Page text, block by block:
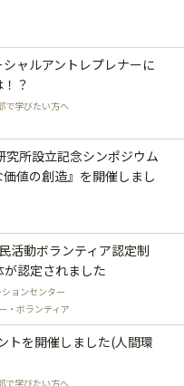
ャルアントレプレナーに
？
で学びたい方へ
所設立記念シンポジウム
値の創造』を開催しまし
活動ボランティア認定制
認定されました
ョンセンター
・ボランティア
トを開催しました(人間環
で学びたい方へ